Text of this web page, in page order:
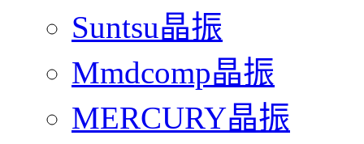
Suntsu晶振
Mmdcomp晶振
MERCURY晶振